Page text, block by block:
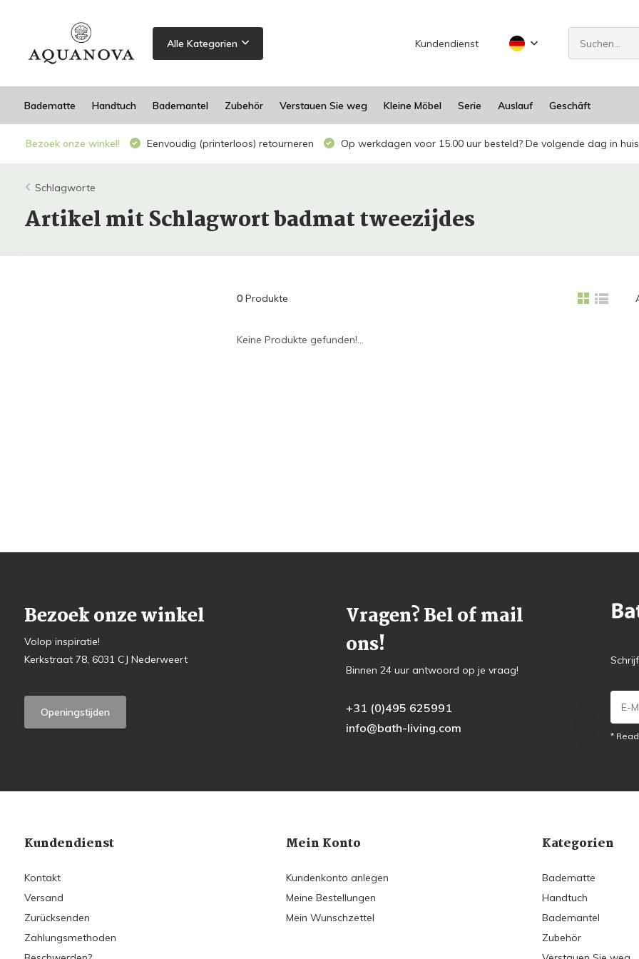
Alle Kategorien Kundendienst
Badematte Handtuch Bademantel Zubehör Verstauen Sie weg Kleine Möbel Serie Auslauf Geschäft
Bezoek onze winkel! Eenvoudig (printerloos) retourneren Op werkdagen voor 15.00 uur besteld? De volgende dag in
Schlagworte
Artikel mit Schlagwort badmat tweezijdes
0Produkte
Keine Produkte gefunden!...
Bezoek onze winkel
Volop inspiratie!
Kerkstraat 78, 6031 CJ Nederweert
Openingstijden
Vragen? Bel of mail
ons!
Binnen 24 uur antwoord op je vraag!
+31 (0)495 625991
info@bath-living.com
*
Kundendienst
Kontakt
Versand
Zurücksenden
Zahlungsmethoden
Mein Konto
Kundenkonto anlegen
Meine Bestellungen
Mein Wunschzettel
Kategorien
Badematte
Handtuch
Bademantel
Zubehör